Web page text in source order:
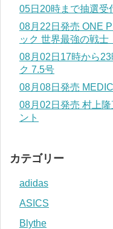
05日20時まで抽選受
08月22日発売 ONE
ック 世界最強の戦士
08月02日17時から
ク 7.5号
08月08日発売
08月02日発売 村上
ント
カテゴリー
adidas
ASICS
Blythe